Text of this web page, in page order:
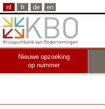
nl fr de en
Nieuwe opzoeking
op nummer